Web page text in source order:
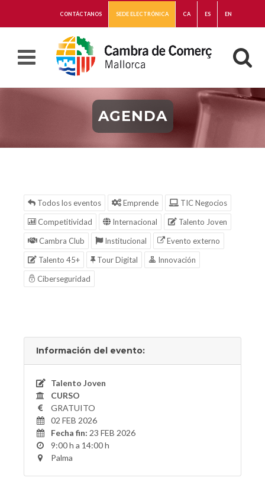
CONTÁCTANOS SEDE ELECTRÓNICA CA ES EN
AGENDA
Todos los eventos Emprende
TIC Negocios
Competitividad
Internacional
Talento Joven
Cambra Club
Institucional
Evento externo
Talento 45+
Tour Digital
Innovación
Ciberseguridad
Información del evento:
Talento Joven
CURSO
GRATUITO
02 FEB 2026
Fecha fin: 23 FEB 2026
9:00 h a 14:00 h
Palma